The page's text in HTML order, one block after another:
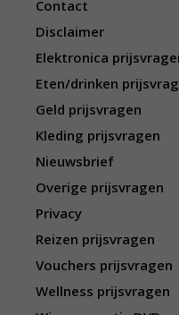
Contact
Disclaimer
Elektronica
Eten/drinken
Geld prijsvragen
Kleding prijsvragen
Nieuwsbrief
Overige prijsvragen
Privacy
Reizen prijsvragen
Vouchers prijsvragen
Wellness prijsvragen